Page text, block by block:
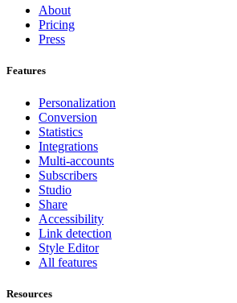
About
Pricing
Press
Features
Personalization
Conversion
Statistics
Integrations
Multi-accounts
Subscribers
Studio
Share
Accessibility
Link detection
Style Editor
All features
Resources